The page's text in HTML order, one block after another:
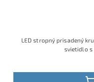
LED stropný prisadený
svietidlo